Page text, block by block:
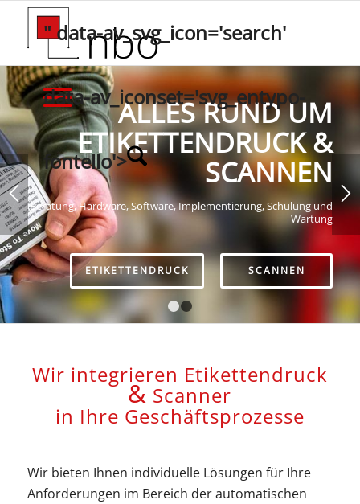
" data-av_svg_icon='search'
data-av_iconset='svg_entypo-
fontello'>
ALLES RUND UM
ETIKETTENDRUCK &
SCANNEN
Beratung, Hardware, Software, Implementierung, Schulung und
Wartung
ETIKETTENDRUCK SCANNEN
Wir integrieren Etikettendruck
& Scanner
in Ihre Geschäftsprozesse
Wir bieten Ihnen individuelle Lösungen für Ihre
Anforderungen im Bereich der automatischen